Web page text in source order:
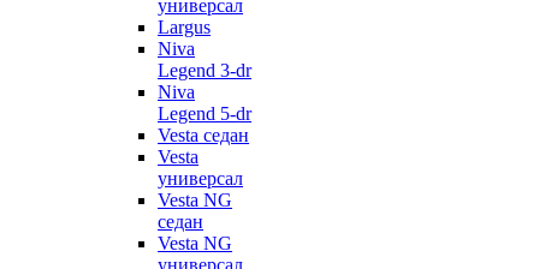
универсал
Largus
Niva
Legend 3-dr
Niva
Legend 5-dr
Vesta седан
Vesta
универсал
Vesta NG
седан
Vesta NG
универсал